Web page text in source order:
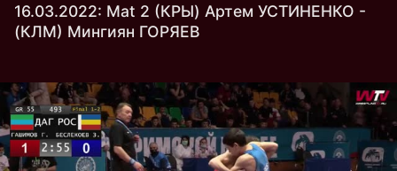
16.03.2022: Mat 2 (КРЫ) Артем УСТИНЕНКО -
(КЛМ) Мингиян ГОРЯЕВ